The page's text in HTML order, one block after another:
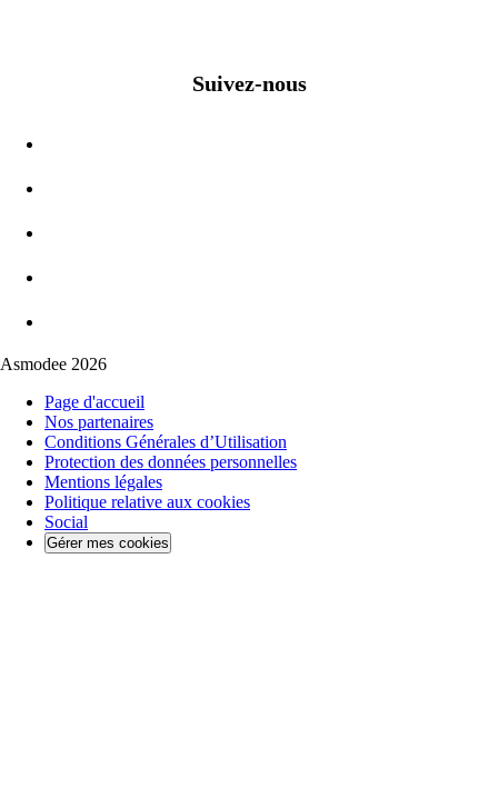
Suivez-nous
Asmodee 2026
Page d'accueil
Nos partenaires
Conditions Générales d’Utilisation
Protection des données personnelles
Mentions légales
Politique relative aux cookies
Social
Gérer mes cookies